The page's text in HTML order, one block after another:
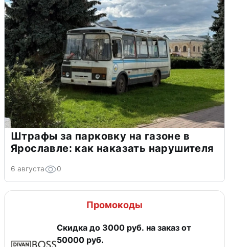
Штрафы за парковку на газоне в
Ярославле: как наказать нарушителя
6 августа 0
Промокоды
Скидка до 3000 руб. на заказ от
50000 руб.